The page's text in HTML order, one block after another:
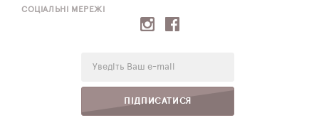
СОЦІАЛЬНІ МЕРЕЖІ
ПІДПИСАТИСЯ